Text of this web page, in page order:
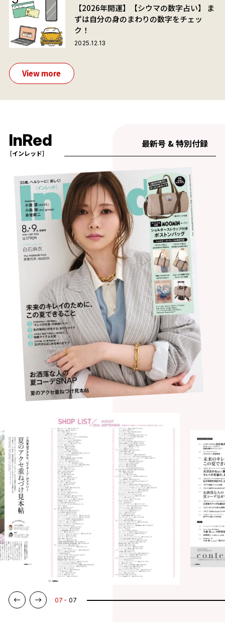
【2026年開運】【シウマの数字占い】 ま
ずは自分の身のまわりの数字をチェッ
ク！
2025.12.13
View more
InRed
［インレッド］
最新号 & 特別付録
07 07